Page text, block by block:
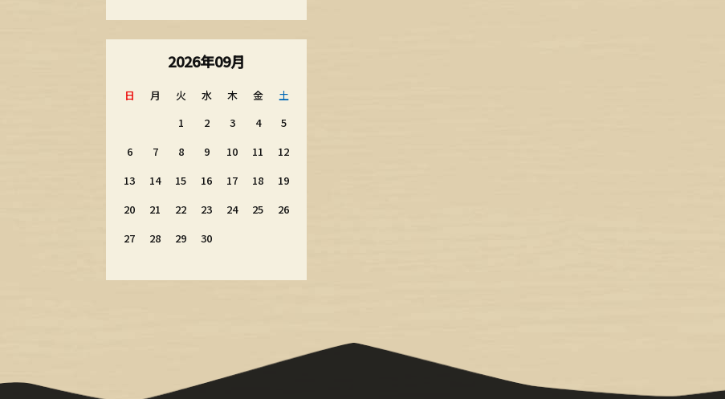
2026年09月
日 月 火 水 木 金
土
1
2 3 4
5
6
7 8 9 10 11
12
13
14 15 16 17 18
19
20
21 22 23 24 25
26
27
28 29 30